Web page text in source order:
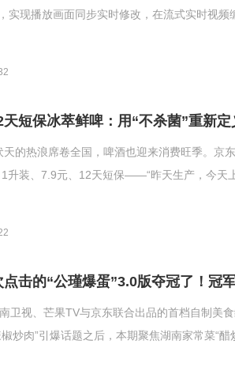
实现播放画面同步实时修改，在流式实时视频
短保冰萃鲜啤：用“不杀菌”重新
的热浪席卷全国，啤酒也迎来消费旺季。京
1升装、7.9元、12天短保——“昨天生产，今天
击的“公瑾爆蛋”3.0版夺冠了！冠
卫视、芒果TV与京东联合出品的首档自制美
炒肉”引爆话题之后，本期聚焦湖南家常菜“醋